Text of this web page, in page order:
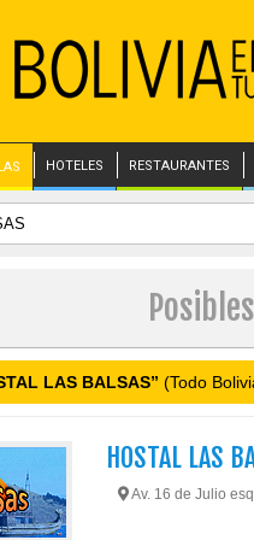
HOTELES RESTAURANTES
LAS BALSAS” (Todo
HOSTAL LAS
Av. 16 de Julio